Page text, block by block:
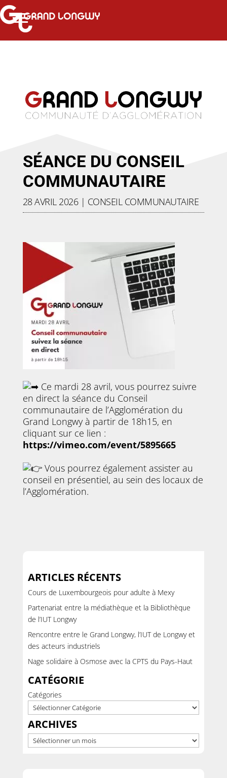
SÉANCE DU CONSEIL
COMMUNAUTAIRE
28 AVRIL 2026| CONSEIL COMMUNAUTAIRE
Ce mardi 28 avril, vous pourrez suivre
en direct la séance du Conseil
communautaire de l’Agglomération du
Grand Longwy à partir de 18h15, en
cliquant sur ce lien :
https://vimeo.com/event/5895665
Vous pourrez également assister au
conseil en présentiel, au sein des locaux de
l’Agglomération.
ARTICLES RÉCENTS
Cours de Luxembourgeois pour adulte à Mexy
Partenariat entre la médiathèque et la Bibliothèque
de l’IUT Longwy
Rencontre entre le Grand Longwy, l’IUT de Longwy et
des acteurs industriels
Nage solidaire à Osmose avec la CPTS du Pays-Haut
CATÉGORIE
Catégories
ARCHIVES
Archives